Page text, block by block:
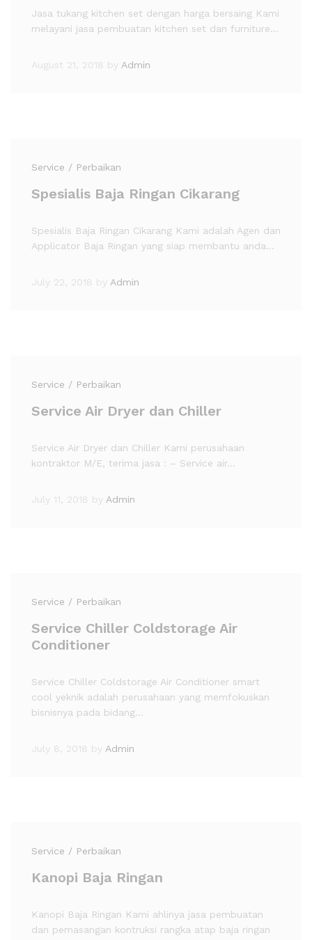
Jasa tukang kitchen set dengan harga bersaing Kami
melayani jasa pembuatan kitchen set dan furniture…
August 21, 2018 by Admin
Service / Perbaikan
Spesialis Baja Ringan Cikarang
Spesialis Baja Ringan Cikarang Kami adalah Agen dan
Applicator Baja Ringan yang siap membantu anda…
July 22, 2018 by Admin
Service / Perbaikan
Service Air Dryer dan Chiller
Service Air Dryer dan Chiller Kami perusahaan
kontraktor M/E, terima jasa : – Service air…
July 11, 2018 by Admin
Service / Perbaikan
Service Chiller Coldstorage Air
Conditioner
Service Chiller Coldstorage Air Conditioner smart
cool yeknik adalah perusahaan yang memfokuskan
bisnisnya pada bidang…
July 8, 2018 by Admin
Service / Perbaikan
Kanopi Baja Ringan
Kanopi Baja Ringan Kami ahlinya jasa pembuatan
dan pemasangan kontruksi rangka atap baja ringan